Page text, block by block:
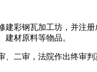
彩钢瓦加工坊，并注
材原料等物品。
二审，法院作出终审